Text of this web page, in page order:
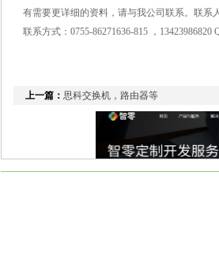
有需要更详细的资料，请与我公司联系。联系
联系方式：0755-86271636-815 ，13423986820
上一篇： 思科交换机，路由器等